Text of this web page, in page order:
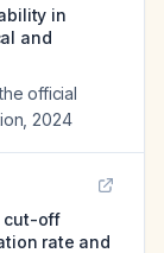
in
and
official
2024
cut-off
rate and